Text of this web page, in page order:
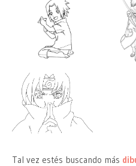
Tal vez estés buscando más